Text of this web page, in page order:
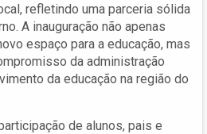
refletindo uma parceria sólida
A inauguração não apenas
espaço para a educação, mas
da administração
da educação na região do
de alunos, pais e